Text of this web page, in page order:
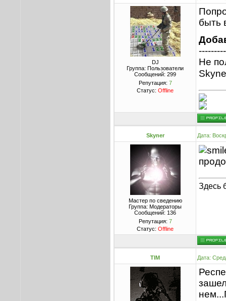
DJ
Группа: Пользователи
Сообщений: 299
Репутация: 7
Статус: Offline
быть
Не
Skyner Дата:
Мастер по сведению
Группа: Модераторы
Сообщений: 136
Репутация: 7
Статус: Offline
Здесь
TIM Дата: